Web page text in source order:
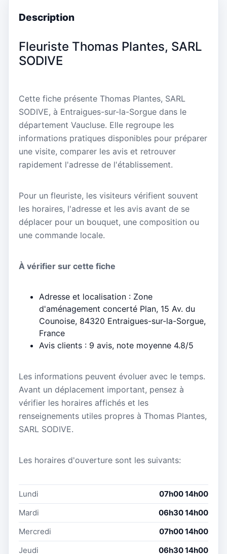
Description
Fleuriste Thomas Plantes, SARL
SODIVE
Cette fiche présente Thomas Plantes, SARL
SODIVE, à Entraigues-sur-la-Sorgue dans le
département Vaucluse. Elle regroupe les
informations pratiques disponibles pour préparer
une visite, comparer les avis et retrouver
rapidement l'adresse de l'établissement.
Pour un fleuriste, les visiteurs vérifient souvent
les horaires, l'adresse et les avis avant de se
déplacer pour un bouquet, une composition ou
une commande locale.
À vérifier sur cette fiche
Adresse et localisation : Zone
d'aménagement concerté Plan, 15 Av. du
Counoise, 84320 Entraigues-sur-la-Sorgue,
France
Avis clients : 9 avis, note moyenne 4.8/5
Les informations peuvent évoluer avec le temps.
Avant un déplacement important, pensez à
vérifier les horaires affichés et les
renseignements utiles propres à Thomas Plantes,
SARL SODIVE.
Les horaires d'ouverture sont les suivants:
Lundi
07h00 14h00
Mardi
06h30 14h00
Mercredi
07h00 14h00
Jeudi
06h30 14h00